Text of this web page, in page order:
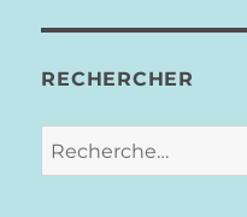
RECHERCHER
Recherche
pour :